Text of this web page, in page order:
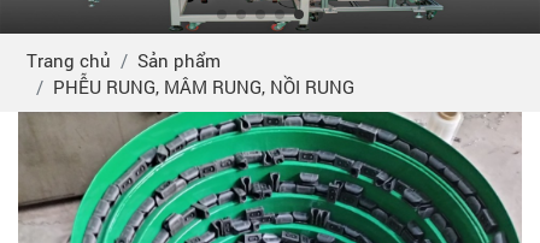
Trang chủ
Sản phẩm
PHỄU RUNG, MÂM RUNG, NỒI RUNG